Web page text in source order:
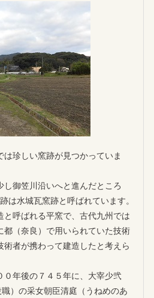
珍しい窯跡が見つかっていま
し御笠川沿いへと進んだところ
は水城瓦窯跡と呼ばれています。
と呼ばれる平窯で、古代九州では
都（奈良）で用いられていた技術
術者が携わって建造したと考えら
０年後の７４５年に、大宰少弐
職）の采女朝臣清庭（うねめのあ